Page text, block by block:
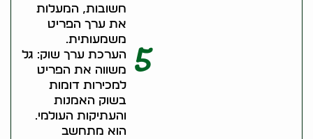
חשובות, המעלות
את ערך הפריט
משמעותית.
5
הערכת ערך שוק: גל
משווה את הפריט
למכירות דומות
בשוק האמנות
והעתיקות העולמי.
הוא מתחשב